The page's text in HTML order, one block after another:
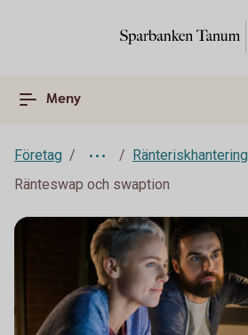
Meny
Företag
Ränteriskhantering
Ränteswap och swaption